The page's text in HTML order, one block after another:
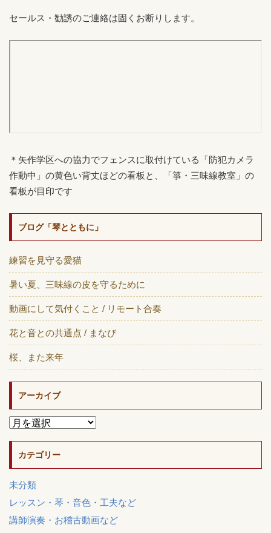
セールス・勧誘のご連絡は固くお断りします。
＊矢作学区への協力でフェンスに取付けている「防犯カメラ
作動中」の黄色い背丈ほどの看板と、「箏・三味線教室」の
看板が目印です
ブログ「琴とともに」
練習を見守る愛猫
暑い夏、三味線の皮を守るために
動画にして気付くこと / リモート合奏
花と音との共通点 / まなび
桜、また来年
アーカイブ
カテゴリー
未分類
レッスン・琴・音色・工夫など
講師演奏・お稽古動画など